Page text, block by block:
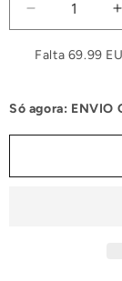
Diminuir
a
quantidade
Wide
Leg
Falta 69.99
Só agora: ENVIO